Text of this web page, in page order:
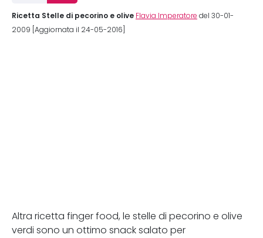
Ricetta Stelle di pecorino e olive Flavia Imperatore del 30-01-
2009 [Aggiornata il 24-05-2016]
Altra ricetta finger food, le stelle di pecorino e olive
verdi sono un ottimo snack salato per